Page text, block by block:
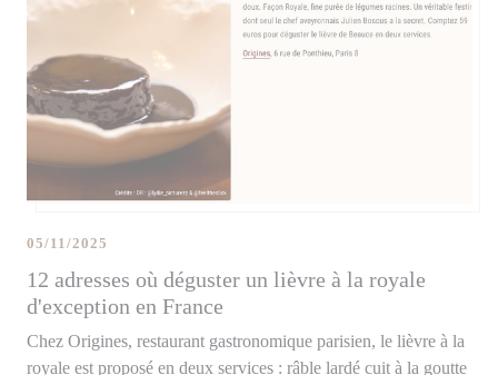
12 adresses où déguster un lièvre à la royale
d'exception en France
05/11/2025
Chez Origines, restaurant gastronomique parisien, le lièvre à la
royale est proposé en deux services : râble lardé cuit à la goutte